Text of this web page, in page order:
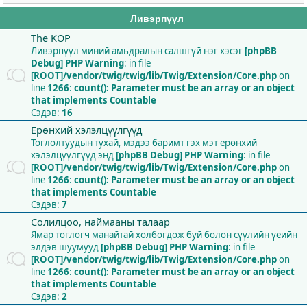
а
Ливэрпүүл
The KOP
Ливэрпүүл миний амьдралын салшгүй нэг хэсэг [phpBB
Debug] PHP Warning: in file
[ROOT]/vendor/twig/twig/lib/Twig/Extension/Core.phpon
line 1266: count(): Parameter must be an array or an object
that implements Countable
Сэдэв: 16
Ерөнхий хэлэлцүүлгүүд
Тоглолтуудын тухай, мэдээ баримт гэх мэт ерөнхий
хэлэлцүүлгүүд энд [phpBB Debug] PHP Warning: in file
[ROOT]/vendor/twig/twig/lib/Twig/Extension/Core.phpon
line 1266: count(): Parameter must be an array or an object
that implements Countable
Сэдэв: 7
Солилцоо, наймааны талаар
Ямар тоглогч манайтай холбогдож буй болон сүүлийн үеийн
элдэв шуумууд [phpBB Debug] PHP Warning: in file
[ROOT]/vendor/twig/twig/lib/Twig/Extension/Core.phpon
line 1266: count(): Parameter must be an array or an object
that implements Countable
Сэдэв: 2